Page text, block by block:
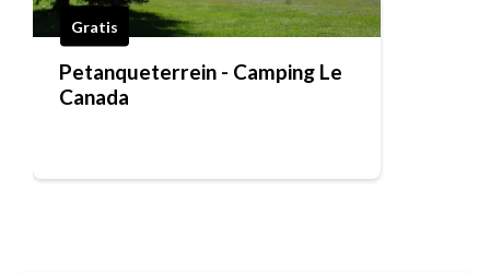
Gratis
Petanqueterrein - Camping Le
Canada